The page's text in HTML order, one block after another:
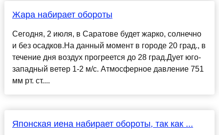
Жара набирает обороты
Сегодня, 2 июля, в Саратове будет жарко, солнечно
и без осадков.На данный момент в городе 20 град., в
течение дня воздух прогреется до 28 град.Дует юго-
западный ветер 1-2 м/с. Атмосферное давление 751
мм рт. ст....
Японская иена набирает обороты, так как ...